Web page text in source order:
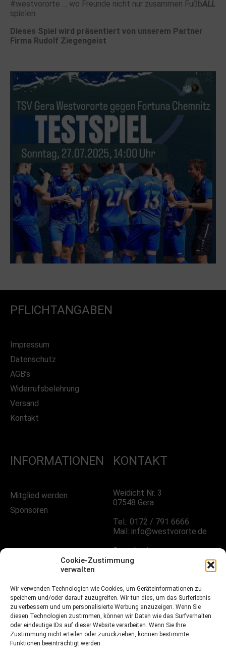
Cookie-Zustimmung
verwalten
Wir verwenden Technologien wie Cookies, um Geräteinformationen zu
speichern und/oder darauf zuzugreifen. Wir tun dies, um das Surferlebnis
zu verbessern und um personalisierte Werbung anzuzeigen. Wenn Sie
diesen Technologien zustimmen, können wir Daten wie das Surfverhalten
oder eindeutige IDs auf dieser Website verarbeiten. Wenn Sie Ihre
Zustimmung nicht erteilen oder zurückziehen, können bestimmte
Funktionen beeinträchtigt werden.
#westvororte … wo Freunde nicht nur zusammen FußbALL
spielen.
Dieses Spiel wird präsentiert von unserem Partner
Firma Rudolf Ziegengeist
PFLICHTANGABEN
Impressum
Datenschutz
AGB’s
Widerrufsbelehrung
Versand
Kontakt
INFORMATIONEN
Mitglied werden
Sponsoren
KONTAKT
Weidicht Nr. 3
07548 Gera
Tel.: 0172 / 791 6666
Mail: info@westvororte.de
Sprechzeiten:
Nach Vereinbarung
FOLGE UNS!
Facebook
Instagramm